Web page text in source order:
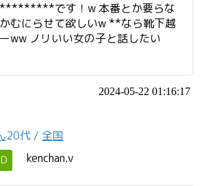
*********です！w 本番とか要らな
むにらせて欲しいw **なら靴下越
ww ノリいい女の子と話したい
2024-05-22 01:16:17
20代 / 全国
kenchan.v